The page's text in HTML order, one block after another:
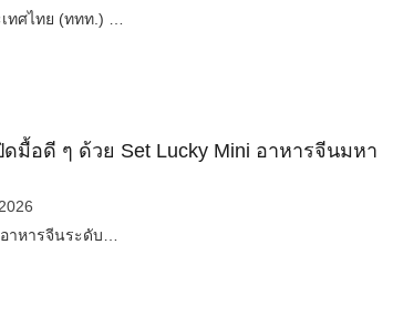
ทศไทย (ททท.) …
ดมื้อดี ๆ ด้วย Set Lucky Mini อาหารจีนมหา
าหารจีนระดับ…